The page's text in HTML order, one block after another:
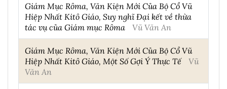
Giám Mục Rôma, Văn Kiện Mới Của Bộ Cổ Vũ
Hiệp Nhất Kitô Giáo, Suy nghĩ Đại kết về thừa
tác vụ của Giám mục Rôma
Vũ Văn An
Giám Mục Rôma, Văn Kiện Mới Của Bộ Cổ Vũ
Hiệp Nhất Kitô Giáo, Một Số Gợi Ý Thực Tế
Vũ
Văn An